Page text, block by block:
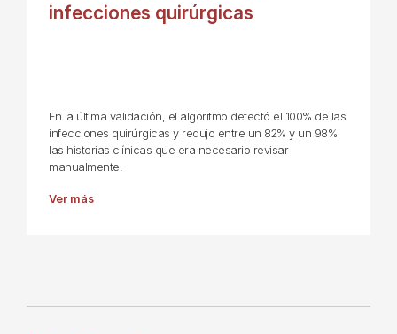
infecciones quirúrgicas
En la última validación, el algoritmo detectó el 100% de las
infecciones quirúrgicas y redujo entre un 82% y un 98%
las historias clínicas que era necesario revisar
manualmente.
Ver más